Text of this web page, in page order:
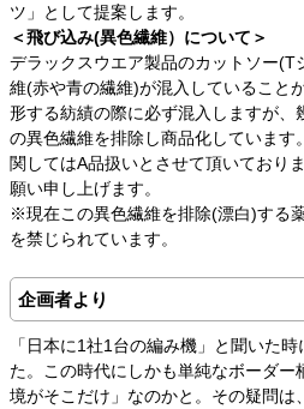
ツ」として提案します。
＜飛び込み(異色繊維）について＞
デラックスウエア製品のカットソー(T
維(赤や青の繊維)が混入していること
形する紡績の際に必ず混入しますが、
の異色繊維を排除し商品化しています
関してはA品扱いとさせて頂いており
願い申し上げます。
※現在この異色繊維を排除(漂白)する
を禁じられています。
企画者より
「日本に1社1台の編み機」と聞いた
た。この時代にしかも単純なボーダ
境がそこだけ」なのかと。その疑問は